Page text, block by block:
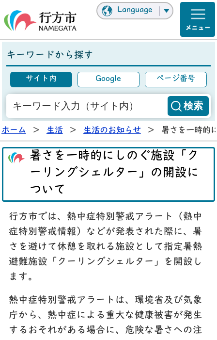
Language
キーワードから探す
サイト内 Google ページ番号
ホーム > 生活 > 生活のお知らせ > 暑さを一時的
暑さを一時的にしのぐ施設「ク
ーリングシェルター」の開設に
ついて
行方市では、熱中症特別警戒アラート（熱中
症特別警戒情報）などが発表された際に、暑
さを避けて休憩を取れる施設として指定暑熱
避難施設「クーリングシェルター」を開設し
ます。
熱中症特別警戒アラートは、環境省及び気象
庁から、熱中症による重大な健康被害が発生
するおそれがある場合に、危険な暑さへの注